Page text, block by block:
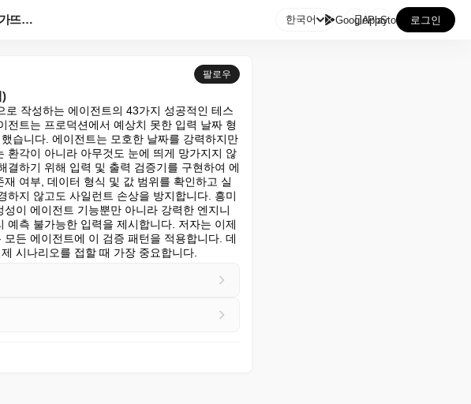
내 프로덕션 AI 에이전트를 망가뜨린 날짜 형식 (그리... 한국어 GooglePlay
AppStore 로그인
팔로우
)
작성하는 에이전트의 43가지 성공적인 테스
전트는 프로덕션에서 예상치 못한 입력 날짜 형
습니다. 에이전트는 모호한 날짜를 강력하지만
환각이 아니라 아무것도 눈에 띄게 망가지지 않
하기 위해 입력 및 출력 검증기를 구현하여 에
여부, 데이터 형식 및 값 범위를 확인하고 실
지 않고도 사일런트 손상을 방지합니다. 흥미
이 에이전트 기능뿐만 아니라 강력한 엔지니
측 불가능한 입력을 제시합니다. 저자는 이제
든 에이전트에 이 검증 패턴을 적용합니다. 데
시나리오를 접할 때 가장 중요합니다.